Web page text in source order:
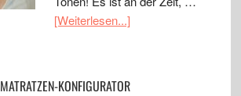
[Weiterlesen...]
MATRATZEN-KONFIGURATOR